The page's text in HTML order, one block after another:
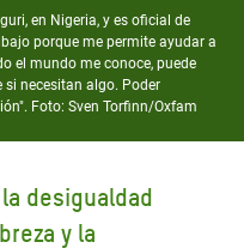
, en Nigeria, y es oficial de
porque me permite ayudar a
el mundo me conoce, puede
necesitan algo. Poder
Foto: Sven Torfinn/Oxfam
desigualdad
y la